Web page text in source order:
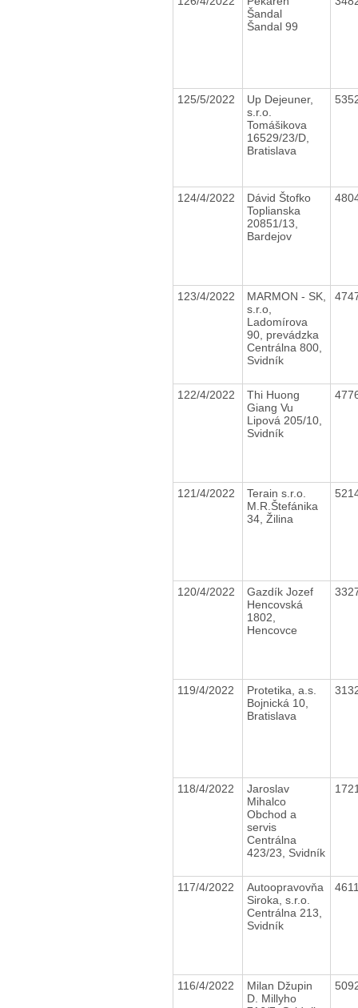
Šandal
Šandal 99
125/5/2022
Up Dejeuner,
s.r.o.
Tomášikova
16529/23/D,
Bratislava
124/4/2022
Dávid Štofko
Toplianska
20851/13,
Bardejov
123/4/2022
MARMON - SK,
s.r.o,
Ladomírova
90, prevádzka
Centrálna 800,
Svidník
122/4/2022
Thi Huong
Giang Vu
Lipová 205/10,
Svidník
121/4/2022
Terain s.r.o.
M.R.Štefánika
34, Žilina
120/4/2022
Gazdík Jozef
Hencovská
1802,
Hencovce
119/4/2022
Protetika, a.s.
Bojnická 10,
Bratislava
118/4/2022
Jaroslav
Mihalco
Obchod a
servis
Centrálna
423/23, Svidník
117/4/2022
Autoopravovňa
Siroka, s.r.o.
Centrálna 213,
Svidník
116/4/2022
Milan Džupin
D. Millyho